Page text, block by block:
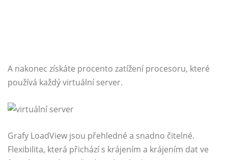
A nakonec získáte procento zatížení procesoru, které
používá každý virtuální server.
Grafy LoadView jsou přehledné a snadno čitelné.
Flexibilita, která přichází s krájením a krájením dat ve